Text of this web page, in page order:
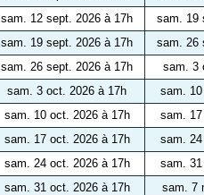
sam. 12 sept. 2026 à 17h
sam. 19
sam. 19 sept. 2026 à 17h
sam. 26
sam. 26 sept. 2026 à 17h
sam. 3
sam. 3 oct. 2026 à 17h
sam.
sam. 10 oct. 2026 à 17h
sam.
sam. 17 oct. 2026 à 17h
sam.
sam. 24 oct. 2026 à 17h
sam.
sam. 31 oct. 2026 à 17h
sam. 7